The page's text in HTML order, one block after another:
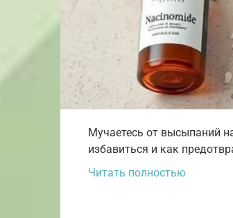
Мучаетесь от высыпаний
избавиться и как
Читать полностью